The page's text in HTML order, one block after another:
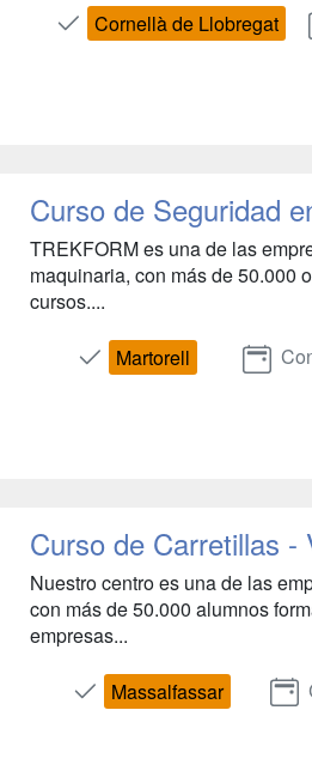
Cornellà de Llobregat
Curso de Seguridad
TREKFORM es una de las
maquinaria, con más de 50.000
cursos....
Martorell
Curso de Carretillas -
Nuestro centro es una de las
con más de 50.000 alumnos
empresas...
Massalfassar